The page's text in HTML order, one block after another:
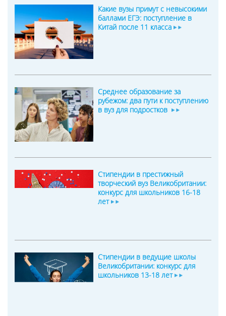
Какие вузы примут с невысокими
баллами ЕГЭ: поступление в
Китай после 11 класса
Среднее образование за
рубежом: два пути к поступлению
в вуз для подростков
Стипендии в престижный
творческий вуз Великобритании:
конкурс для школьников 16-18
лет
Стипендии в ведущие школы
Великобритании: конкурс для
школьников 13-18 лет